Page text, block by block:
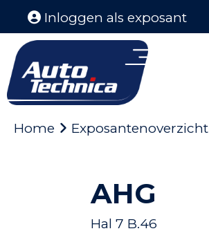
Inloggen als exposant
Home Exposantenoverzicht
AHG
Hal 7 B.46